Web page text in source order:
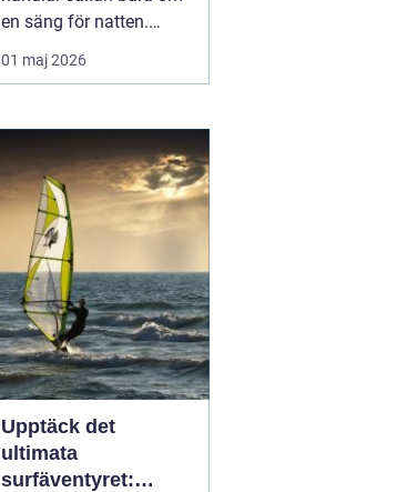
en säng för natten.
Läget, känslan, servicen
och vad du vill göra
minst lika stor roll.
Regionen är stor och
varierad, från Österlens
stränder till
storstadspulsen i Malmö
och Lun...
01 maj 2026
Upptäck det
ultimata
surfäventyret: